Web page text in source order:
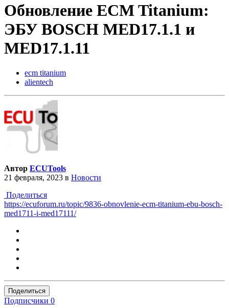
Обновление ECM Titanium:
ЭБУ BOSCH MED17.1.1 и
MED17.1.11
ecm titanium
alientech
Автор ECUTools
21 февраля, 2023 в Новости
Поделиться
https://ecuforum.ru/topic/9836-obnovlenie-ecm-titanium-ebu-bosch-
med1711-i-med17111/
Поделиться
Подписчики 0